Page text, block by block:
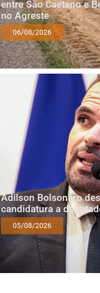
entre São Caetano e
no Agreste
06/08/2026
Adilson Bolsonaro
candidatura a
05/08/2026